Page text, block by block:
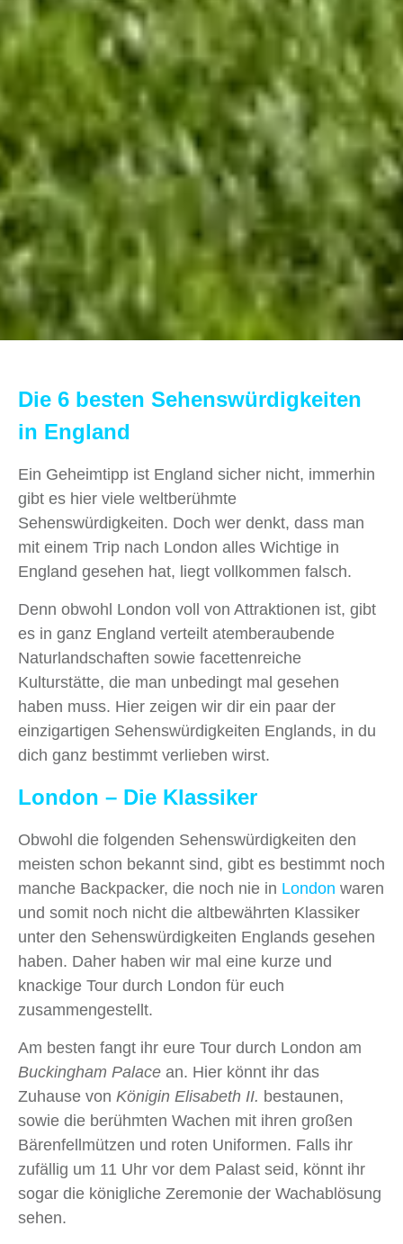
Die 6 besten Sehenswürdigkeiten
in England
Ein Geheimtipp ist England sicher nicht, immerhin
gibt es hier viele weltberühmte
Sehenswürdigkeiten. Doch wer denkt, dass man
mit einem Trip nach London alles Wichtige in
England gesehen hat, liegt vollkommen falsch.
Denn obwohl London voll von Attraktionen ist, gibt
es in ganz England verteilt atemberaubende
Naturlandschaften sowie facettenreiche
Kulturstätte, die man unbedingt mal gesehen
haben muss. Hier zeigen wir dir ein paar der
einzigartigen Sehenswürdigkeiten Englands, in du
dich ganz bestimmt verlieben wirst.
London – Die Klassiker
Obwohl die folgenden Sehenswürdigkeiten den
meisten schon bekannt sind, gibt es bestimmt noch
manche Backpacker, die noch nie in London waren
und somit noch nicht die altbewährten Klassiker
unter den Sehenswürdigkeiten Englands gesehen
haben. Daher haben wir mal eine kurze und
knackige Tour durch London für euch
zusammengestellt.
Am besten fangt ihr eure Tour durch London am
Buckingham Palace an. Hier könnt ihr das
Zuhause von Königin Elisabeth II. bestaunen,
sowie die berühmten Wachen mit ihren großen
Bärenfellmützen und roten Uniformen. Falls ihr
zufällig um 11 Uhr vor dem Palast seid, könnt ihr
sogar die königliche Zeremonie der Wachablösung
sehen.